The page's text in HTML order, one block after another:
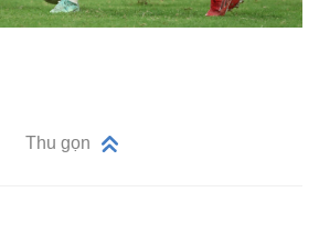
Thu gọn